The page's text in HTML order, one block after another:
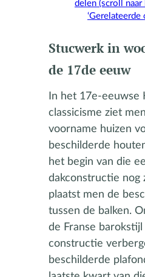
delen (scroll naar
‘Gerelateerde
Stucwerk in
de 17de eeuw
In het 17e-eeuwse
classicisme ziet
voorname huizen
beschilderde
het begin van die
dakconstructie nog
plaatst men de
tussen de balken.
de Franse
constructie
beschilderde